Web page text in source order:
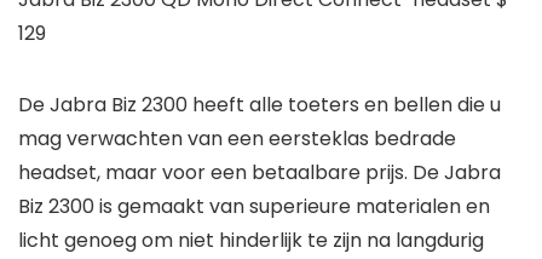
129
De Jabra Biz 2300 heeft alle toeters en bellen die u
mag verwachten van een eersteklas bedrade
headset, maar voor een betaalbare prijs. De Jabra
Biz 2300 is gemaakt van superieure materialen en
licht genoeg om niet hinderlijk te zijn na langdurig